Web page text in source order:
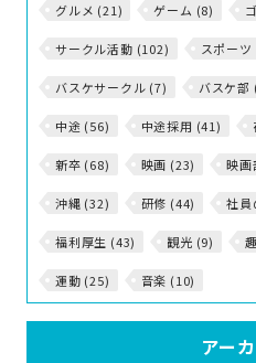
グルメ (21) ゲーム (8)
サークル活動 (102) スポー
バスケサークル (7) バスケ部
中途 (56) 中途採用 (41)
新卒 (68) 映画 (23) 映画
沖縄 (32) 研修 (44) 社員
福利厚生 (43) 観光 (9)
運動 (25) 音楽 (10)
アー